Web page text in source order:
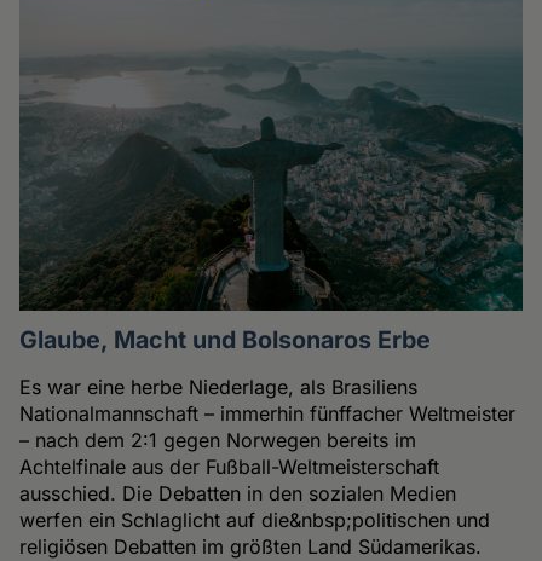
Glaube, Macht und Bolsonaros Erbe
Es war eine herbe Niederlage, als Brasiliens
Nationalmannschaft – immerhin fünffacher Weltmeister
– nach dem 2:1 gegen Norwegen bereits im
Achtelfinale aus der Fußball-Weltmeisterschaft
ausschied. Die Debatten in den sozialen Medien
werfen ein Schlaglicht auf die&nbsp;politischen und
religiösen Debatten im größten Land Südamerikas.